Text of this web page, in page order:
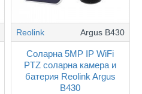
Reolink Argus B430
Соларна 5MP IP WiFi
PTZ соларна камера и
батерия Reolink Argus
B430